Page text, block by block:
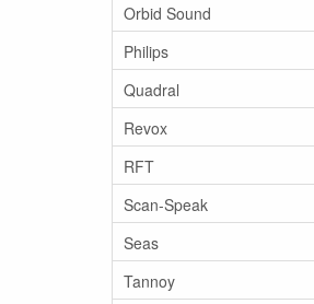
Orbid Sound
Philips
Quadral
Revox
RFT
Scan-Speak
Seas
Tannoy